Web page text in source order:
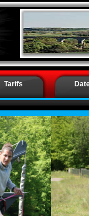
Tarifs